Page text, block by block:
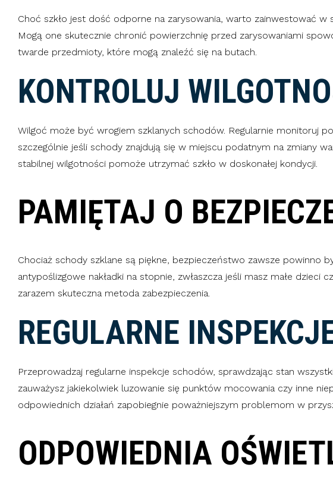
Choć szkło jest dość odporne na zarysowania, warto zainwestować w
Mogą one skutecznie chronić powierzchnię przed zarysowaniami
twarde przedmioty, które mogą znaleźć się na butach.
KONTROLUJ
Wilgoć może być wrogiem szklanych schodów. Regularnie monitoruj
szczególnie jeśli schody znajdują się w miejscu podatnym na zmiany
stabilnej wilgotności pomoże utrzymać szkło w doskonałej kondycji.
PAMIĘTAJ O
Chociaż schody szklane są piękne, bezpieczeństwo zawsze powinno
antypoślizgowe nakładki na stopnie, zwłaszcza jeśli masz małe dzieci
zarazem skuteczna metoda zabezpieczenia.
REGULARNE
Przeprowadzaj regularne inspekcje schodów, sprawdzając stan
zauważysz jakiekolwiek luzowanie się punktów mocowania czy inne
odpowiednich działań zapobiegnie poważniejszym problemom w
ODPOWIEDNIA